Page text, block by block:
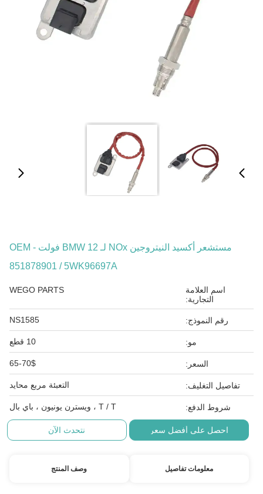
مستشعر أكسيد النيتروجين NOx لـ BMW 12 فولت - OEM
851878901 / 5WK96697A
اسم العلامة
التجارية:
WEGO PARTS
رقم النموذج: NS1585
مو: 10 قطع
السعر: 65-70$
تفاصيل التغليف: التعبئة مربع محايد
شروط الدفع: T / T ، ويسترن يونيون ، باي بال
احصل على أفضل سعر نتحدث الآن
معلومات تفاصيل وصف المنتج